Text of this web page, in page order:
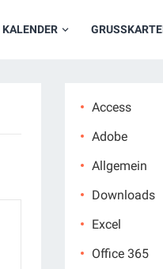
KALENDER GRUSSKARTEN
Access
Adobe
Allgemein
Downloads
Excel
Office 365